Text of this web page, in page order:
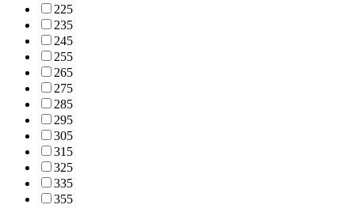
225
235
245
255
265
275
285
295
305
315
325
335
355